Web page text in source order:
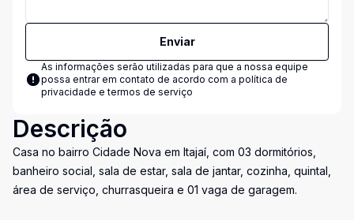
Enviar
As informações serão utilizadas para que a nossa equipe
possa entrar em contato de acordo com a política de
privacidade e termos de serviço
Descrição
Casa no bairro Cidade Nova em Itajaí, com 03 dormitórios,
banheiro social, sala de estar, sala de jantar, cozinha, quintal,
área de serviço, churrasqueira e 01 vaga de garagem.